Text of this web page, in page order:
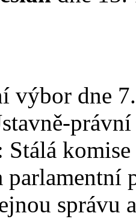
výbor dne
parlamentní
správu